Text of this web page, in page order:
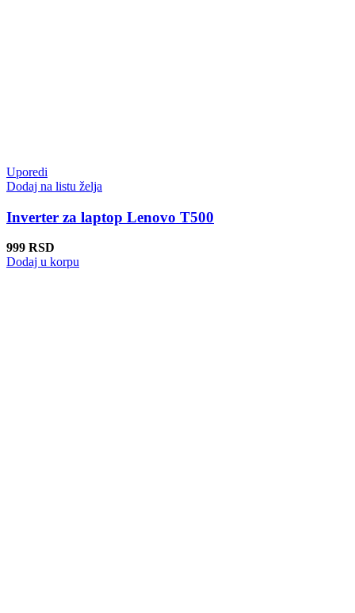
Uporedi
Dodaj na listu želja
Inverter za laptop Lenovo T500
999 RSD
Dodaj u korpu